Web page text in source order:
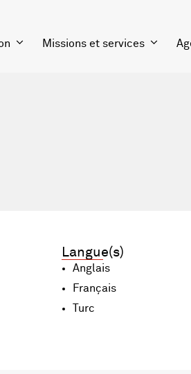
Missions et services
Langue(s)
Anglais
Français
Turc